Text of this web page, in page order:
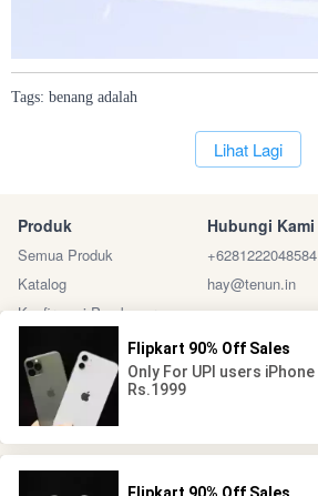
Tags: benang adalah
`Lihat Lagi
Produk
Semua Produk
Katalog
Konfirmasi Pembayaran
Hubungi Kami
+6281222048584
hay@tenun.in
Sosial Media Marketplace